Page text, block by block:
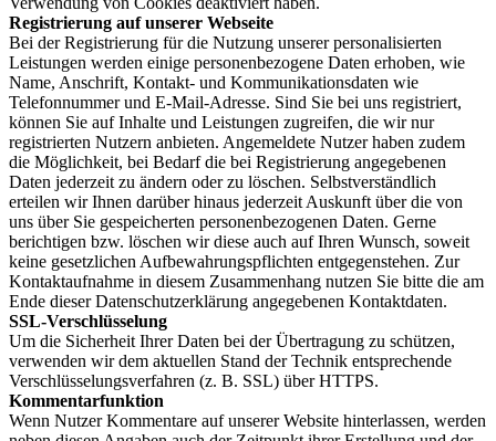
Registrierung auf unserer Webseite
Bei der Registrierung für die Nutzung unserer personalisierten
Leistungen werden einige personenbezogene Daten erhoben, wie
Name, Anschrift, Kontakt- und Kommunikationsdaten wie
Telefonnummer und E-Mail-Adresse. Sind Sie bei uns registriert,
können Sie auf Inhalte und Leistungen zugreifen, die wir nur
registrierten Nutzern anbieten. Angemeldete Nutzer haben zudem
die Möglichkeit, bei Bedarf die bei Registrierung angegebenen
Daten jederzeit zu ändern oder zu löschen. Selbstverständlich
erteilen wir Ihnen darüber hinaus jederzeit Auskunft über die von
uns über Sie gespeicherten personenbezogenen Daten. Gerne
berichtigen bzw. löschen wir diese auch auf Ihren Wunsch, soweit
keine gesetzlichen Aufbewahrungspflichten entgegenstehen. Zur
Kontaktaufnahme in diesem Zusammenhang nutzen Sie bitte die am
Ende dieser Datenschutzerklärung angegebenen Kontaktdaten.
SSL-Verschlüsselung
Um die Sicherheit Ihrer Daten bei der Übertragung zu schützen,
verwenden wir dem aktuellen Stand der Technik entsprechende
Verschlüsselungsverfahren (z. B. SSL) über HTTPS.
Kommentarfunktion
Wenn Nutzer Kommentare auf unserer Website hinterlassen, werden